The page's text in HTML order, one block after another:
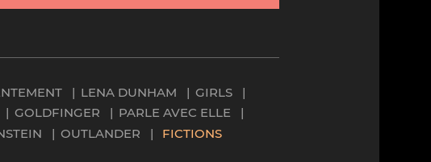
LENA DUNHAM
GIRLS
GOLDFINGER
PARLE AVEC ELLE
OUTLANDER FICTIONS